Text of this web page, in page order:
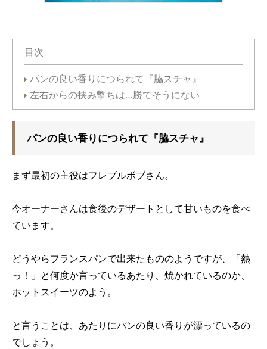
目次
パンの良い香りにつられて『脇スチャ』
左右からの挟み撃ちは…勝てそうにない
パンの良い香りにつられて『脇スチャ』
まず最初の主役はフレブルボブさん。
今オーナーさんは食後のデザートとして甘いものを食べ
ています。
どうやらフランスパンで出来たもののようですが、「熱
っ！」と何度か言っているあたり、焼かれているのか、
ホットスイーツのよう。
と言うことは、あたりにパンの良い香りが漂っているの
でしょう。